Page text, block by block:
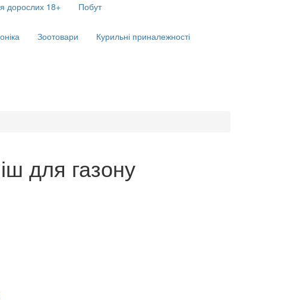
дорослих 18+ Побут
Зоотовари Курильні приналежності
для газону